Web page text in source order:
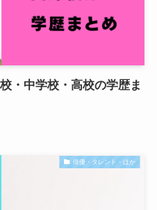
・中学校・高校の学歴ま
俳優・タレント・ほか